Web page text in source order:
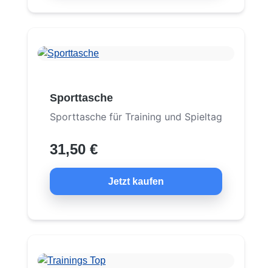
Sporttasche
Sporttasche für Training und Spieltag
31,50 €
Jetzt kaufen